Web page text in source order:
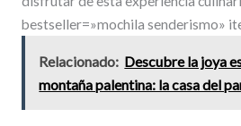
bestseller=»mochila senderismo»
Relacionado: Descubre la joya
montaña palentina: la casa del